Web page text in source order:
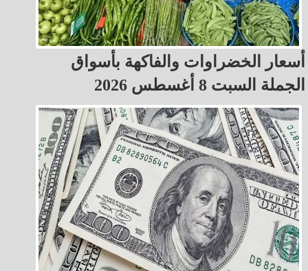
أسعار الخضراوات والفاكهة بأسواق
الجملة السبت 8 أغسطس 2026